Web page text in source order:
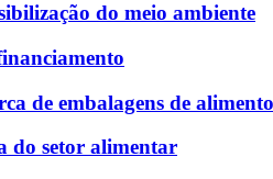
do meio ambiente
de embalagens de
do setor alimentar